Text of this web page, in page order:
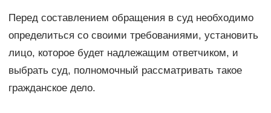
Перед составлением обращения в суд необходимо
определиться со своими требованиями, установить
лицо, которое будет надлежащим ответчиком, и
выбрать суд, полномочный рассматривать такое
гражданское дело.